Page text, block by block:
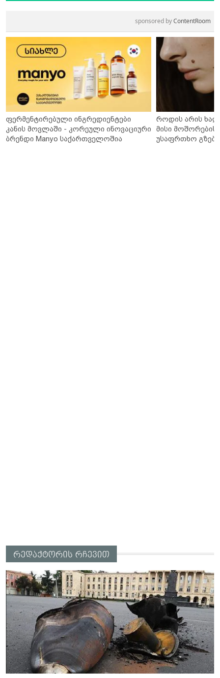
sponsored byContentRoom
ფერმენტირებული ინგრედიენტები
კანის მოვლაში - კორეული ინოვაციური
ბრენდი Manyo საქართველოშია
როდის არის
მისი მოშორების
უსაფრთხო გზები
რედაქტორის რჩევით